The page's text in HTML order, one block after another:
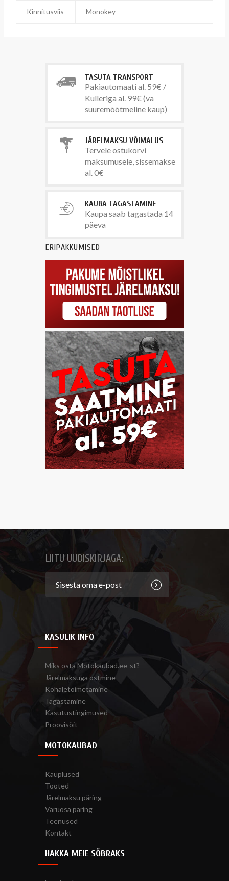
Kinnitusviis Monokey
TASUTA TRANSPORT
Pakiautomaati al. 59€ /
Kulleriga al. 99€ (va
suuremõõtmeline kaup)
JÄRELMAKSU VÕIMALUS
Tervele ostukorvi
maksumusele, sissemakse
al. 0€
KAUBA TAGASTAMINE
Kaupa saab tagastada 14
päeva
ERIPAKKUMISED
LIITU UUDISKIRJAGA:
KASULIK INFO
Miks osta Motokaubad.ee-st?
Järelmaksuga ostmine
Kohaletoimetamine
Tagastamine
Kasutustingimused
Proovisõit
MOTOKAUBAD
Kauplused
Tooted
Järelmaksu päring
Varuosa päring
Teenused
Kontakt
HAKKA MEIE SÕBRAKS